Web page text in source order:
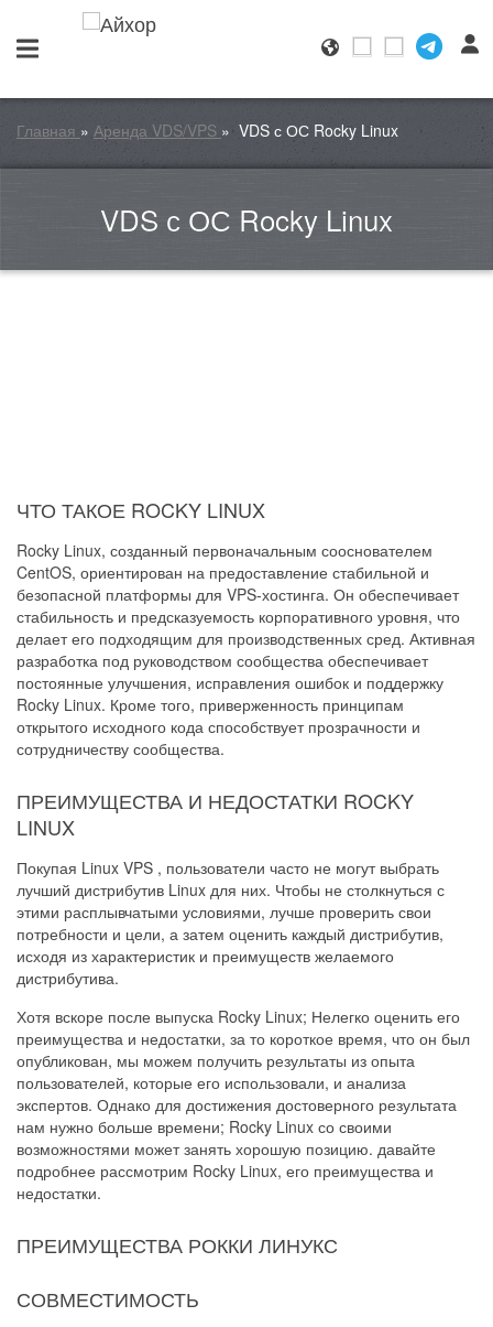
Главная » Аренда VDS/VPS » VDS с ОС Rocky Linux
VDS с ОС Rocky Linux
ЧТО ТАКОЕ ROCKY LINUX
Rocky Linux, созданный первоначальным сооснователем
CentOS, ориентирован на предоставление стабильной и
безопасной платформы для VPS-хостинга. Он обеспечивает
стабильность и предсказуемость корпоративного уровня, что
делает его подходящим для производственных сред. Активная
разработка под руководством сообщества обеспечивает
постоянные улучшения, исправления ошибок и поддержку
Rocky Linux. Кроме того, приверженность принципам
открытого исходного кода способствует прозрачности и
сотрудничеству сообщества.
ПРЕИМУЩЕСТВА И НЕДОСТАТКИ ROCKY
LINUX
Покупая Linux VPS , пользователи часто не могут выбрать
лучший дистрибутив Linux для них. Чтобы не столкнуться с
этими расплывчатыми условиями, лучше проверить свои
потребности и цели, а затем оценить каждый дистрибутив,
исходя из характеристик и преимуществ желаемого
дистрибутива.
Хотя вскоре после выпуска Rocky Linux; Нелегко оценить его
преимущества и недостатки, за то короткое время, что он был
опубликован, мы можем получить результаты из опыта
пользователей, которые его использовали, и анализа
экспертов. Однако для достижения достоверного результата
нам нужно больше времени; Rocky Linux со своими
возможностями может занять хорошую позицию. давайте
подробнее рассмотрим Rocky Linux, его преимущества и
недостатки.
ПРЕИМУЩЕСТВА РОККИ ЛИНУКС
СОВМЕСТИМОСТЬ